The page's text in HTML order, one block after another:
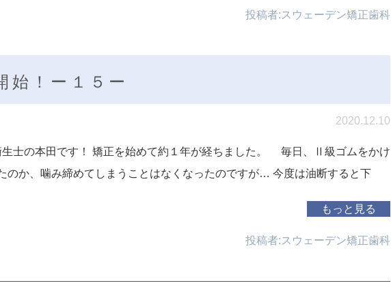
投稿者:スウェーデン矯正歯科
始！ー１５ー
2020.12.10
生士の本田です！ 矯正を始めて約１年が経ちました。 毎日、Ⅱ級ゴムをかけ
のか、噛み締めてしまうことはなくなったのですが… 今度は油断すると下
もっと見る
投稿者:スウェーデン矯正歯科